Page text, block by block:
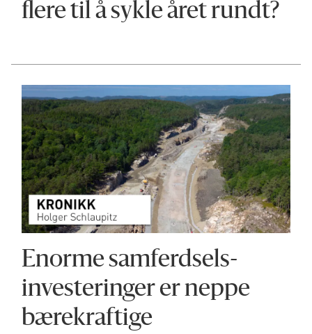
flere til å sykle året rundt?
Enorme samferdsels-
investeringer er neppe
bærekraftige